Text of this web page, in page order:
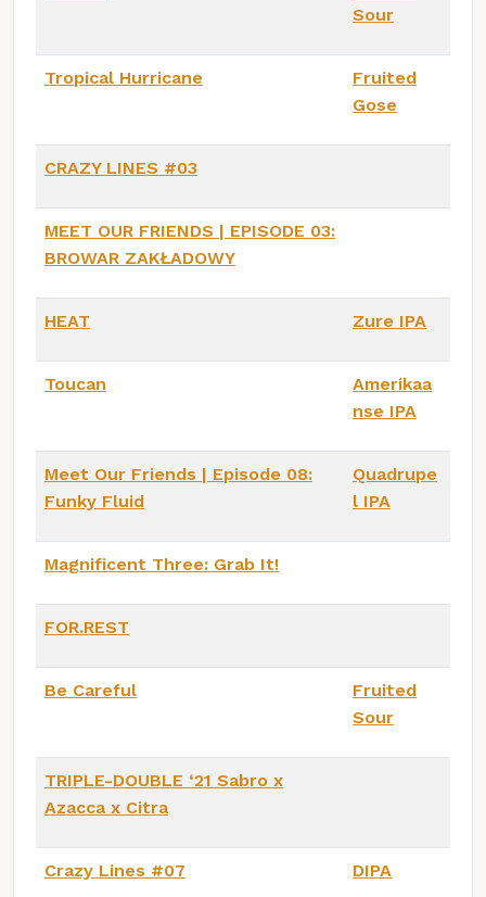
Sour
Tropical Hurricane
Fruited
Gose
CRAZY LINES #03
MEET OUR FRIENDS | EPISODE 03:
BROWAR ZAKŁADOWY
HEAT Zure IPA
Toucan
Amerikaa
nse IPA
Meet Our Friends | Episode 08:
Funky Fluid
Quadrupe
l IPA
Magnificent Three: Grab It!
FOR.REST
Be Careful
Fruited
Sour
TRIPLE-DOUBLE ‘21 Sabro x
Azacca x Citra
Crazy Lines #07 DIPA